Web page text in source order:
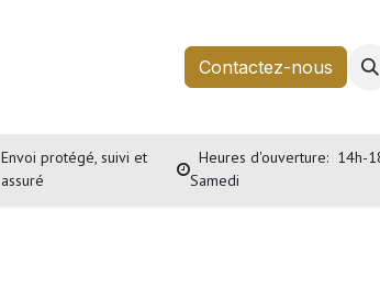
Contactez-nous
Envoi protégé, suivi et
assuré
Heures d'ouverture: 14h-
Samedi